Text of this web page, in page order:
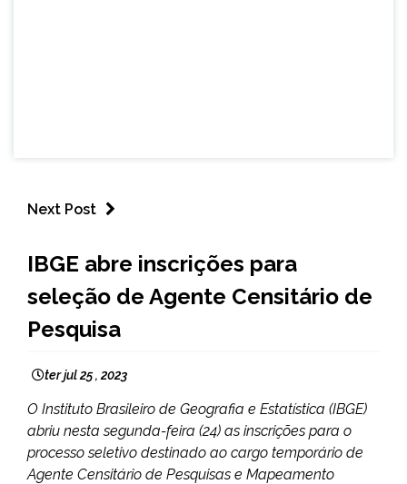
Next Post
NOTÍCIAS
IBGE abre inscrições para
seleção de Agente Censitário de
Pesquisa
ter jul 25 , 2023
O Instituto Brasileiro de Geografia e Estatística (IBGE)
abriu nesta segunda-feira (24) as inscrições para o
processo seletivo destinado ao cargo temporário de
Agente Censitário de Pesquisas e Mapeamento